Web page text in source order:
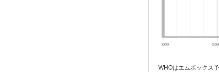
WHOはエムポックス